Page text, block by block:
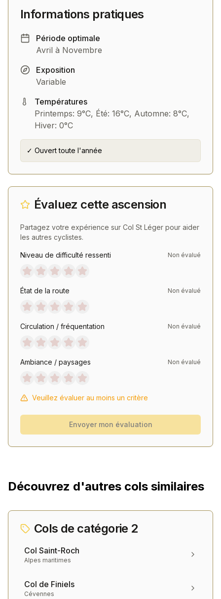
Informations pratiques
Période optimale
Avril à Novembre
Exposition
Variable
Températures
Printemps: 9°C, Été: 16°C, Automne: 8°C,
Hiver: 0°C
✓ Ouvert toute l'année
Évaluez cette ascension
Partagez votre expérience sur Col St Léger pour aider
les autres cyclistes.
Niveau de difficulté ressenti Non évalué
État de la route Non évalué
Circulation / fréquentation Non évalué
Ambiance / paysages Non évalué
Veuillez évaluer au moins un critère
Envoyer mon évaluation
Découvrez d'autres cols similaires
Cols de catégorie 2
Col Saint-Roch
Alpes maritimes
Col de Finiels
Cévennes